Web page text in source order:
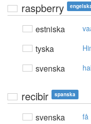
raspberry
estniska
tyska
svenska
recibir spanska
svenska få